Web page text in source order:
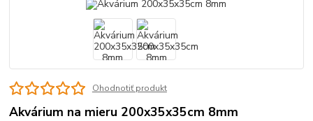
Ohodnotiť produkt
Akvárium na mieru 200x35x35cm 8mm